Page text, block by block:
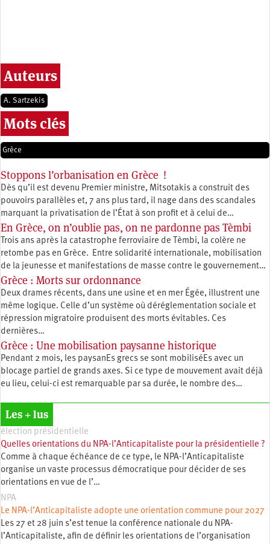
Auteurs
A. Sartzekis
Mots clés
Grèce
Stoppons l’orbanisation en Grèce !
Dès qu’il est devenu Premier ministre, Mitsotakis a construit des
pouvoirs parallèles et, 7 ans plus tard, il nage dans des scandales
marquant la privatisation de l’État à son profit et à celui de…
En Grèce, on n’oublie pas, on ne pardonne pas Tèmbi
Trois ans après la catastrophe ferroviaire de Tèmbi, la colère ne
retombe pas en Grèce. Entre solidarité internationale, mobilisation
de la jeunesse et manifestations de masse contre le gouvernement…
Grèce : Morts sur ordonnance
Deux drames récents, dans une usine et en mer Égée, illustrent une
même logique. Celle d’un système où déréglementation sociale et
répression migratoire produisent des morts évitables. Ces
dernières…
Grèce : Une mobilisation paysanne historique
Pendant 2 mois, les paysanEs grecs se sont mobiliséEs avec un
blocage partiel de grands axes. Si ce type de mouvement avait déjà
eu lieu, celui-ci est remarquable par sa durée, le nombre des…
Les + lus
élection présidentielle
Quelles orientations du NPA-l’Anticapitaliste pour la présidentielle ?
Comme à chaque échéance de ce type, le NPA-l’Anticapitaliste
organise un vaste processus démocratique pour décider de ses
orientations en vue de l’…
NPA
Le NPA-l’Anticapitaliste adopte une orientation commune pour 2027
Les 27 et 28 juin s’est tenue la conférence nationale du NPA-
l’Anticapitaliste, afin de définir les orientations de l’organisation